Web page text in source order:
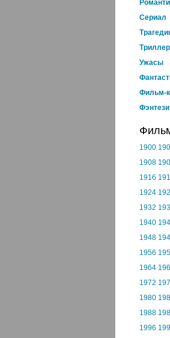
Cериал
Триллер
Ужасы
Фильм-
Фэнтези
1900
1908
1916
1924
1932
1940
1948
1956
1964
1972
1980
1988
1996